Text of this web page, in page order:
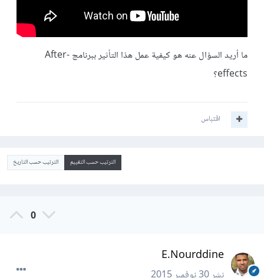
ما أريد السؤال عنه هو كيفية عمل هذا التأثير ببرنامج After-
effects؟
اقتباس
الترتيب حسب التقييم الترتيب حسب التاريخ
0
E.Nourddine